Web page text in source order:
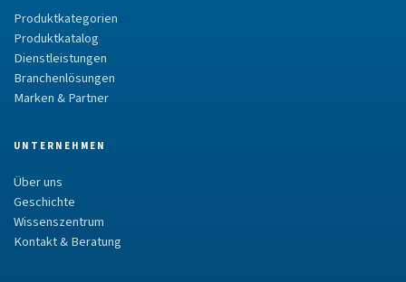
Produktkategorien
Produktkatalog
Dienstleistungen
Branchenlösungen
Marken & Partner
UNTERNEHMEN
Über uns
Geschichte
Wissenszentrum
Kontakt & Beratung